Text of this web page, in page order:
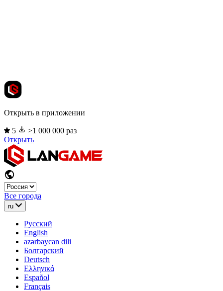
Открыть в приложении
5
>1 000 000 раз
Открыть
Все города
ru
Русский
English
azərbaycan dili
Болгарский
Deutsch
Ελληνικά
Español
Français